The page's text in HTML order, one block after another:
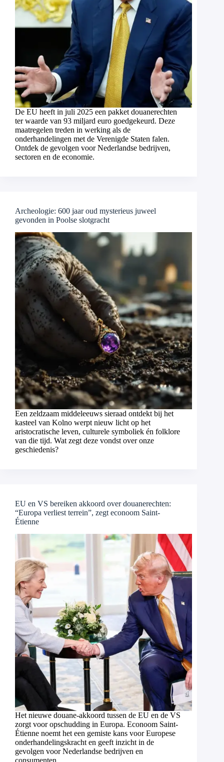
De EU heeft in juli 2025 een pakket douanerechten
ter waarde van 93 miljard euro goedgekeurd. Deze
maatregelen treden in werking als de
onderhandelingen met de Verenigde Staten falen.
Ontdek de gevolgen voor Nederlandse bedrijven,
sectoren en de economie.
Archeologie: 600 jaar oud mysterieus juweel
gevonden in Poolse slotgracht
Een zeldzaam middeleeuws sieraad ontdekt bij het
kasteel van Kolno werpt nieuw licht op het
aristocratische leven, culturele symboliek én folklore
van die tijd. Wat zegt deze vondst over onze
geschiedenis?
EU en VS bereiken akkoord over douanerechten:
“Europa verliest terrein”, zegt econoom Saint-
Étienne
Het nieuwe douane-akkoord tussen de EU en de VS
zorgt voor opschudding in Europa. Econoom Saint-
Étienne noemt het een gemiste kans voor Europese
onderhandelingskracht en geeft inzicht in de
gevolgen voor Nederlandse bedrijven en